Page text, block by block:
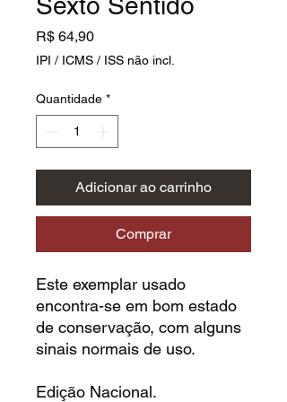
R$ 64,90Preço
IPI / ICMS / ISS não incl.
Quantidade *
Adicionar ao carrinho
Comprar
Este exemplar usado
encontra-se em bom estado
de conservação, com alguns
sinais normais de uso.
Edição Nacional.